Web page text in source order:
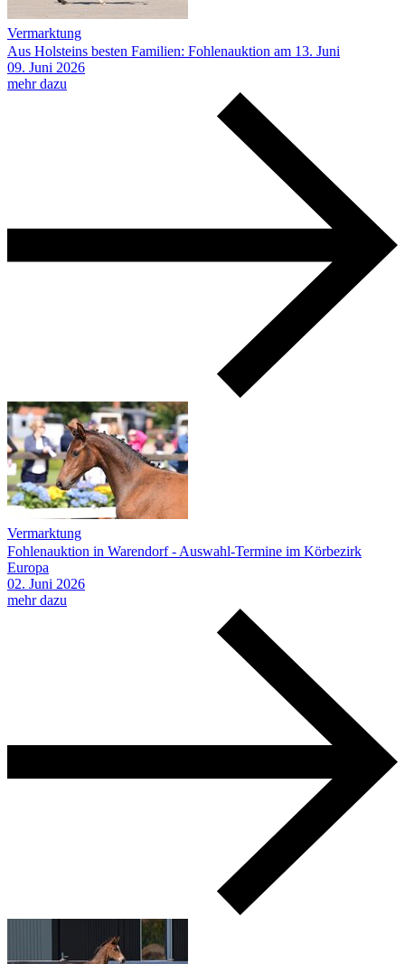
Vermarktung
Aus Holsteins besten Familien: Fohlenauktion am 13. Juni
09. Juni 2026
mehr dazu
Vermarktung
Fohlenauktion in Warendorf - Auswahl-Termine im Körbezirk
Europa
02. Juni 2026
mehr dazu